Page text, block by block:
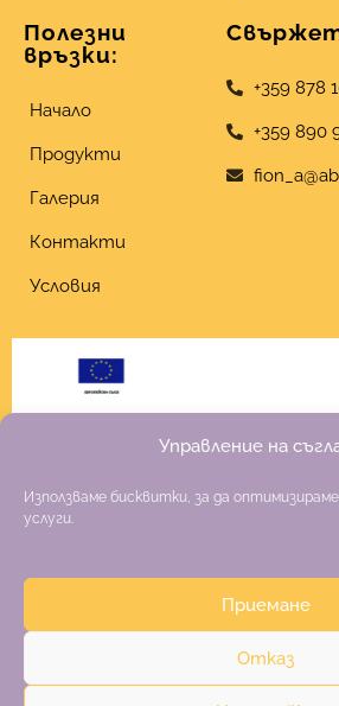
Управление на
Използваме бисквитки, за да
услуги.
Приемане
Отказ
Полезни
връзки:
Начало
Продукти
Галерия
Контакти
Условия
+359 878
+359 890
Copyright 2026
Изработка на онлайн магазин–